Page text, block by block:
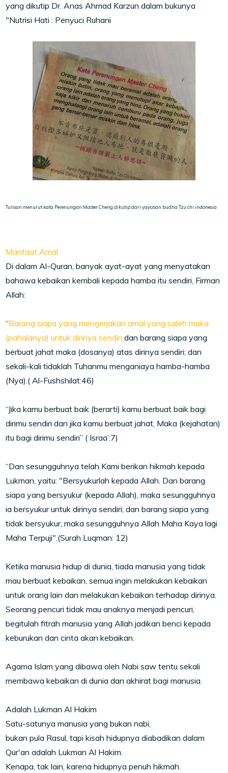
yang dikutip Dr. Anas Ahmad Karzun dalam bukunya
"Nutrisi Hati : Penyuci Ruhani
Tulisan menurut kata Perenungan Master Cheng dikutip dari yayasan budha Tzu chi indonesia
Manfaat Amal
Di dalam Al-Quran, banyak ayat-ayat yang menyatakan
bahawa kebaikan kembali kepada hamba itu sendiri, Firman
Allah:
“Barang siapa yang mengerjakan amal yang saleh maka
(pahalanya) untuk dirinya sendiri dan barang siapa yang
berbuat jahat maka (dosanya) atas dirinya sendiri; dan
sekali-kali tidaklah Tuhanmu menganiaya hamba-hamba
(Nya).( Al-Fushshilat:46)
“Jika kamu berbuat baik (berarti) kamu berbuat baik bagi
dirimu sendiri dan jika kamu berbuat jahat, Maka (kejahatan)
itu bagi dirimu sendiri” ( Israa’:7)
“Dan sesungguhnya telah Kami berikan hikmah kepada
Lukman, yaitu: "Bersyukurlah kepada Allah. Dan barang
siapa yang bersyukur (kepada Allah), maka sesungguhnya
ia bersyukur untuk dirinya sendiri; dan barang siapa yang
tidak bersyukur, maka sesungguhnya Allah Maha Kaya lagi
Maha Terpuji".(Surah Luqman: 12)
Ketika manusia hidup di dunia, tiada manusia yang tidak
mau berbuat kebaikan, semua ingin melakukan kebaikan
untuk orang lain dan melakukan kebaikan terhadap dirinya.
Seorang pencuri tidak mau anaknya menjadi pencuri,
begitulah fitrah manusia yang Allah jadikan benci kepada
keburukan dan cinta akan kebaikan.
Agama Islam yang dibawa oleh Nabi saw tentu sekali
membawa kebaikan di dunia dan akhirat bagi manusia.
Adalah Lukman Al Hakim
Satu-satunya manusia yang bukan nabi,
bukan pula Rasul, tapi kisah hidupnya diabadikan dalam
Qur'an adalah Lukman Al Hakim.
Kenapa, tak lain, karena hidupnya penuh hikmah.